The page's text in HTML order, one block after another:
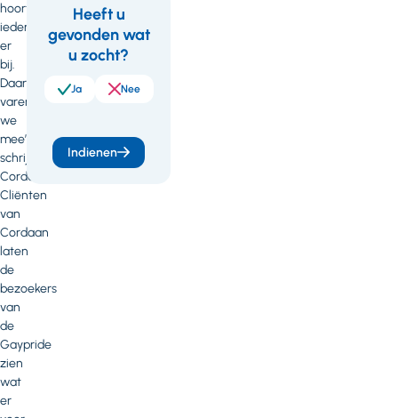
hoort
iedereen
er
bij.
Daarom
varen
we
mee’,
schrijft
Cordaan.
Cliënten
van
Cordaan
laten
de
bezoekers
van
de
Gaypride
zien
wat
er
Feedback
Heeft u
gevonden wat
u zocht?
Ja Nee
Indienen